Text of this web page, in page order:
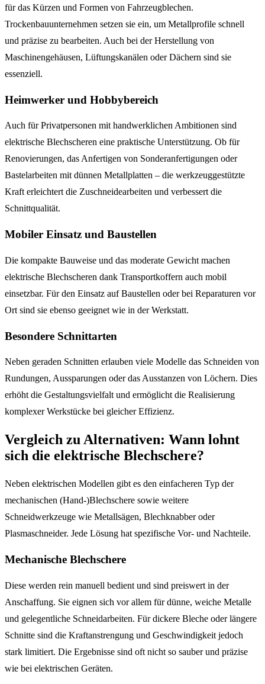
für das Kürzen und Formen von Fahrzeugblechen.
Trockenbauunternehmen setzen sie ein, um Metallprofile schnell
und präzise zu bearbeiten. Auch bei der Herstellung von
Maschinengehäusen, Lüftungskanälen oder Dächern sind sie
essenziell.
Heimwerker und Hobbybereich
Auch für Privatpersonen mit handwerklichen Ambitionen sind
elektrische Blechscheren eine praktische Unterstützung. Ob für
Renovierungen, das Anfertigen von Sonderanfertigungen oder
Bastelarbeiten mit dünnen Metallplatten – die werkzeuggestützte
Kraft erleichtert die Zuschneidearbeiten und verbessert die
Schnittqualität.
Mobiler Einsatz und Baustellen
Die kompakte Bauweise und das moderate Gewicht machen
elektrische Blechscheren dank Transportkoffern auch mobil
einsetzbar. Für den Einsatz auf Baustellen oder bei Reparaturen vor
Ort sind sie ebenso geeignet wie in der Werkstatt.
Besondere Schnittarten
Neben geraden Schnitten erlauben viele Modelle das Schneiden von
Rundungen, Aussparungen oder das Ausstanzen von Löchern. Dies
erhöht die Gestaltungsvielfalt und ermöglicht die Realisierung
komplexer Werkstücke bei gleicher Effizienz.
Vergleich zu Alternativen: Wann lohnt
sich die elektrische Blechschere?
Neben elektrischen Modellen gibt es den einfacheren Typ der
mechanischen (Hand-)Blechschere sowie weitere
Schneidwerkzeuge wie Metallsägen, Blechknabber oder
Plasmaschneider. Jede Lösung hat spezifische Vor- und Nachteile.
Mechanische Blechschere
Diese werden rein manuell bedient und sind preiswert in der
Anschaffung. Sie eignen sich vor allem für dünne, weiche Metalle
und gelegentliche Schneidarbeiten. Für dickere Bleche oder längere
Schnitte sind die Kraftanstrengung und Geschwindigkeit jedoch
stark limitiert. Die Ergebnisse sind oft nicht so sauber und präzise
wie bei elektrischen Geräten.